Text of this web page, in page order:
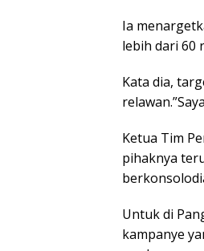
Ia
lebih dari 60
Kata dia,
Ketua Tim
pihaknya
Untuk di
kampanye